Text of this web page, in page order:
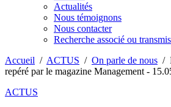
Actualités
Nous témoignons
Nous contacter
Recherche associé ou
Accueil / ACTUS / On parle de nous /
repéré par le magazine Management -
ACTUS